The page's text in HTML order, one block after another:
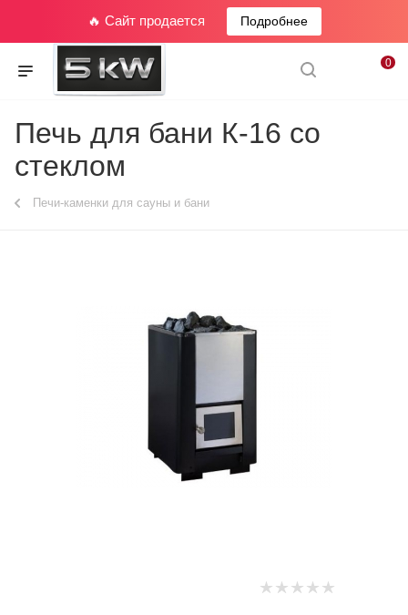
🔥 Сайт продается Подробнее
0
Печь для бани К-16 со
стеклом
Печи-каменки для сауны и бани